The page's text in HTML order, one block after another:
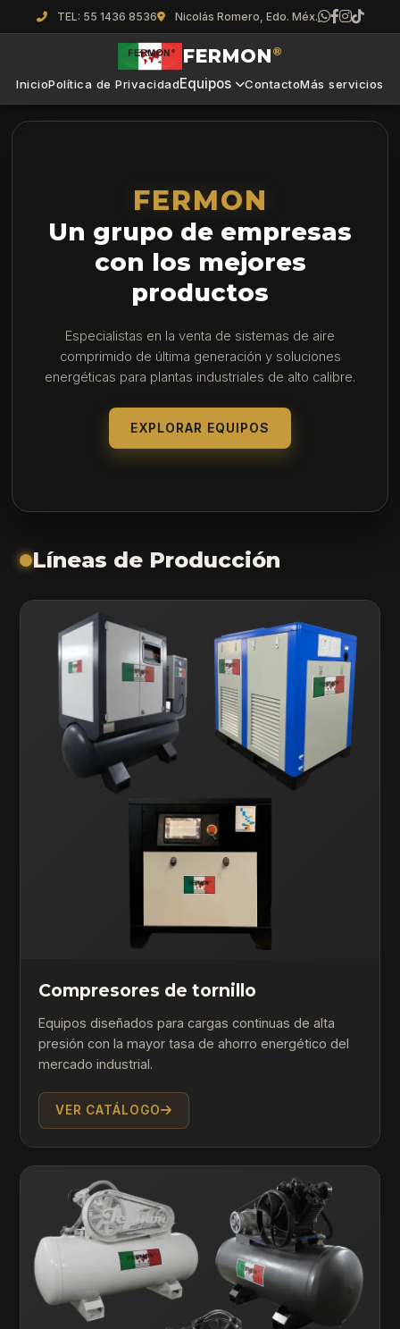
TEL: 55 1436 8536 Nicolás Romero, Edo. Méx.
FERMON ®
InicioPolítica de PrivacidadEquipos ContactoMás servicios
FERMON
Un grupo de empresas
con los mejores
productos
Especialistas en la venta de sistemas de aire
comprimido de última generación y soluciones
energéticas para plantas industriales de alto calibre.
EXPLORAR EQUIPOS
Líneas de Producción
Compresores de tornillo
Equipos diseñados para cargas continuas de alta
presión con la mayor tasa de ahorro energético del
mercado industrial.
VER CATÁLOGO